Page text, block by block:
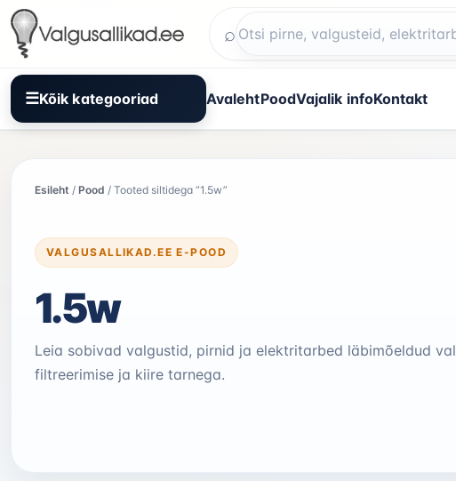
Liigu
sisuni
⌕
Otsi
Kõik kategooriad AvalehtPoodVajalik infoKontakt
Esileht / Pood / Tooted siltidega “1.5w”
VALGUSALLIKAD.EE E-POOD
1.5w
Leia sobivad valgustid, pirnid ja elektritarbed läbimõeldud
filtreerimise ja kiire tarnega.